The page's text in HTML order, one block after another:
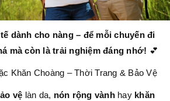
dành cho nàng – để mỗi chuyến đi
mà còn là trải nghiệm đáng nhớ! 💕
Khăn Choàng – Thời Trang & Bảo Vệ
vệ làn da, nón rộng vànhhay khăn